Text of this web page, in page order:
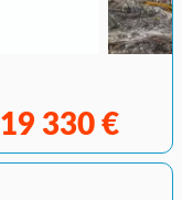
19 330 €